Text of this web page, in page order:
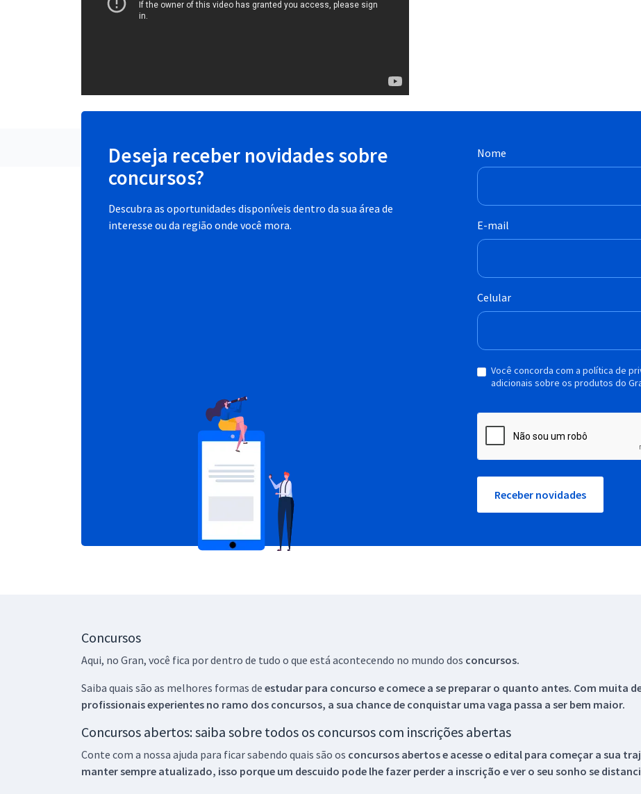
Deseja receber novidades sobre
concursos?
Descubra as oportunidades disponíveis dentro da sua área de
interesse ou da região onde você mora.
Nome
E-mail
Celular
Você concorda com a política de
adicionais sobre os produtos do
Receber novidades
Concursos
Aqui, no Gran, você fica por dentro de tudo o que está acontecendo no mundo dos concursos.
Saiba quais são as melhores formas de estudar para concurso e comece a se preparar o quanto antes. Com muita
profissionais experientes no ramo dos concursos, a sua chance de conquistar uma vaga passa a ser bem maior.
Concursos abertos: saiba sobre todos os concursos com inscrições abertas
Conte com a nossa ajuda para ficar sabendo quais são os concursos abertos e acesse o edital para começar a sua
manter sempre atualizado, isso porque um descuido pode lhe fazer perder a inscrição e ver o seu sonho se